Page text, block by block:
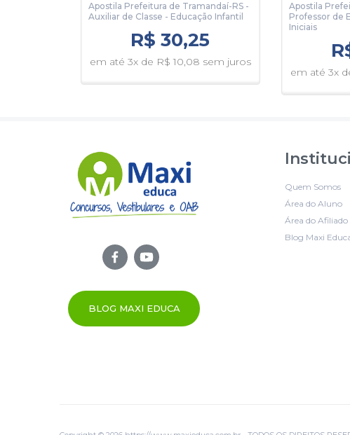
Apostila Prefeitura de Tramandaí-RS -
Auxiliar de Classe - Educação Infantil
R$ 30,25
em até 3x de R$ 10,08 sem juros
Apostila
Professor de
Iniciais
em até 3x
BLOG MAXI EDUCA
Quem Somos
Área do Aluno
Área do Afiliado
Blog Maxi